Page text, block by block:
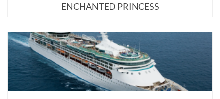
ENCHANTED PRINCESS